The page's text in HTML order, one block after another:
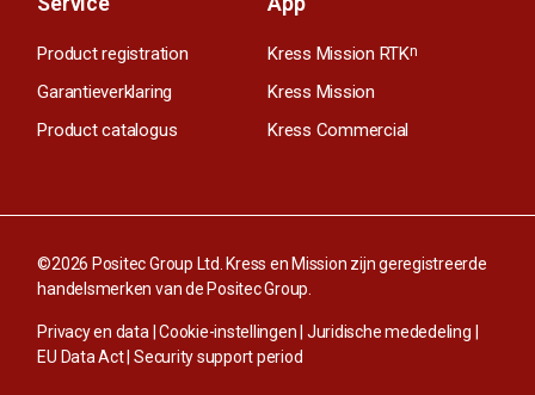
Product registration
Garantieverklaring
Product catalogus
Kress Mission RTKn
Kress Mission
Kress Commercial
©2026 Positec Group Ltd. Kress en Mission zijn geregistreerde
handelsmerken van de Positec Group.
Privacy en data |Cookie-instellingen| Juridische mededeling |
EU Data Act|Security support period